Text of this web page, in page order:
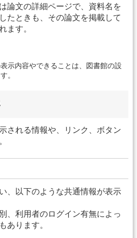
論文の詳細ページで、資料名を
たときも、その論文を掲載して
ます。
示内容やできることは、図書館の設
。
される情報や、リンク、ボタン
、以下のような共通情報が表示
、利用者のログイン有無によっ
あります。